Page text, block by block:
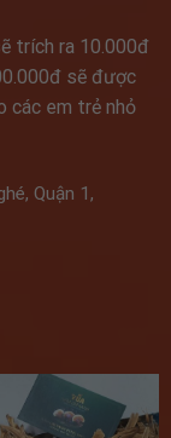
trích ra 10.000đ
sẽ được
các em trẻ nhỏ
Quận 1,